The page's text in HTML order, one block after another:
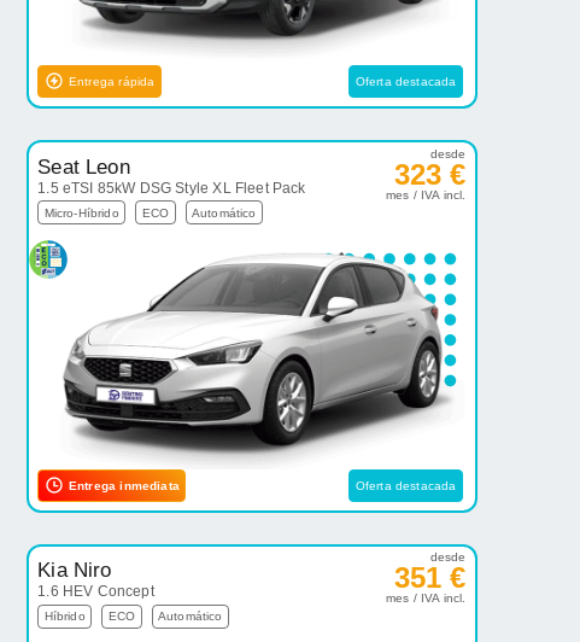
Entrega rápida Oferta destacada
Seat Leon
1.5 eTSI 85kW DSG Style XL Fleet Pack
Micro-Híbrido ECO Automático
desde
323 €
mes / IVA incl.
Entrega inmediata Oferta destacada
Kia Niro
1.6 HEV Concept
Híbrido ECO Automático
desde
351 €
mes / IVA incl.